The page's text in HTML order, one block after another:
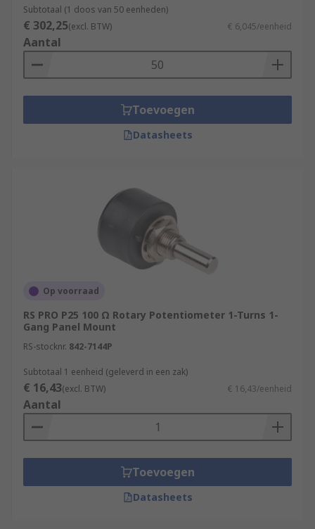
Subtotaal (1 doos van 50 eenheden)
€ 302,25(excl. BTW) € 6,045/eenheid
Aantal
Toevoegen
Datasheets
Op voorraad
RS PRO P25 100 Ω Rotary Potentiometer 1-Turns 1-
Gang Panel Mount
RS-stocknr. 842-7144P
Subtotaal 1 eenheid (geleverd in een zak)
€ 16,43(excl. BTW) € 16,43/eenheid
Aantal
Toevoegen
Datasheets